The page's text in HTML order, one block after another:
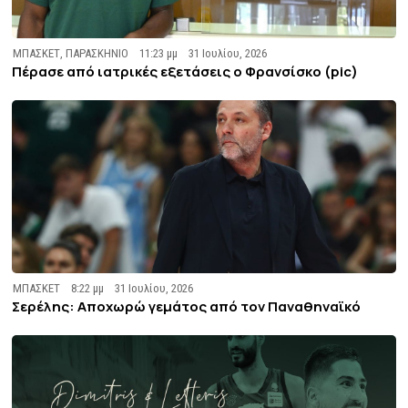
ΜΠΑΣΚΕΤ ,ΠΑΡΑΣΚΗΝΙΟ 11:23 μμ 31 Ιουλίου, 2026
Πέρασε από ιατρικές εξετάσεις ο Φρανσίσκο (pic)
ΜΠΑΣΚΕΤ 8:22 μμ 31 Ιουλίου, 2026
Σερέλης: Αποχωρώ γεμάτος από τον Παναθηναϊκό